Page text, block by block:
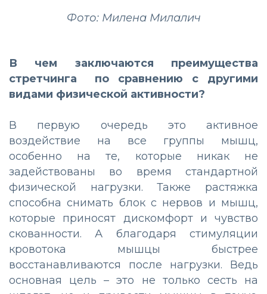
Фото: Милена Милалич
В чем заключаются преимущества
стретчинга по сравнению с другими
видами физической активности?
В первую очередь это активное
воздействие на все группы мышц,
особенно на те, которые никак не
задействованы во время стандартной
физической нагрузки. Также растяжка
способна снимать блок с нервов и мышц,
которые приносят дискомфорт и чувство
скованности. А благодаря стимуляции
кровотока мышцы быстрее
восстанавливаются после нагрузки. Ведь
основная цель – это не только сесть на